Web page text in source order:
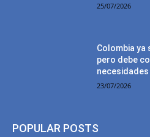
25/07/2026
Colombia ya
pero debe
23/07/2026
POPULAR POSTS